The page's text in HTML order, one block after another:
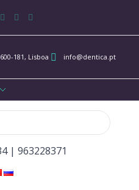
181, Lisboa info@dentica.pt
|963228371